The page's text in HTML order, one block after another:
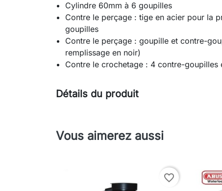
Cylindre 60mm à 6 goupilles
Contre le perçage : tige en acier pour la
goupilles
Contre le perçage : goupille et contre-
remplissage en noir)
Contre le crochetage : 4 contre-
Détails du produit
Vous aimerez aussi
favorite_border